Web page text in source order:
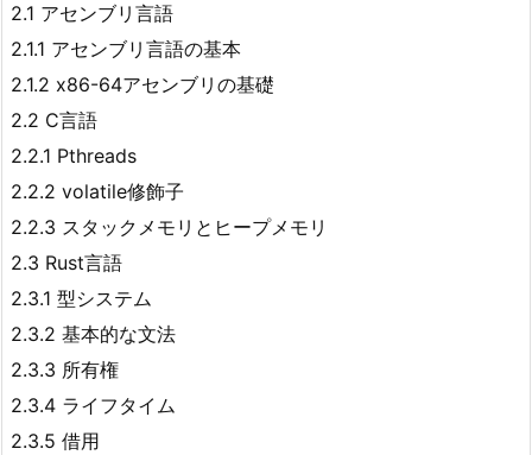
2.1 アセンブリ言語
2.1.1 アセンブリ言語の基本
2.1.2 x86-64アセンブリの基礎
2.2 C言語
2.2.1 Pthreads
2.2.2 volatile修飾子
2.2.3 スタックメモリとヒープメモリ
2.3 Rust言語
2.3.1 型システム
2.3.2 基本的な文法
2.3.3 所有権
2.3.4 ライフタイム
2.3.5 借用